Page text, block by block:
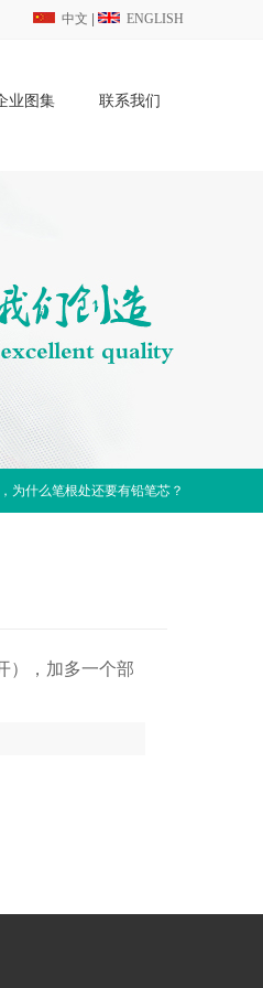
中文 ENGLISH
业图集 联系我们
为什么笔根处还要有铅笔芯？
），加多一个部